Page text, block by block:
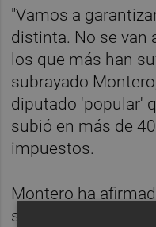
"Vamos a
distinta. No se van
los que más han
subrayado
diputado 'popular'
subió en más de
impuestos.
Montero ha
socialista "está